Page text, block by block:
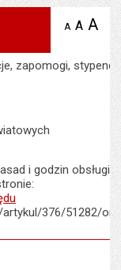
A zmniejsz
A A
zapomogi,
i godzin obsługi
376/51282/